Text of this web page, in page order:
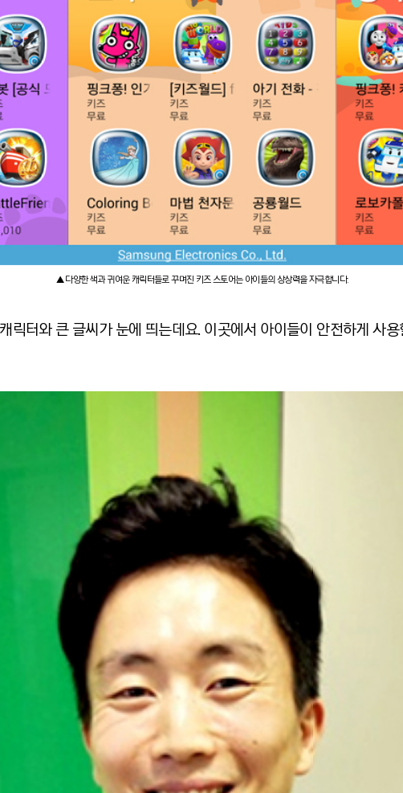
▲ 다양한 색과 귀여운 캐릭터들로 꾸며진 키즈 스토어는 아이들의 상상력을 자극합니다.
릭터와 큰 글씨가 눈에 띄는데요. 이곳에서 아이들이 안전하게 사